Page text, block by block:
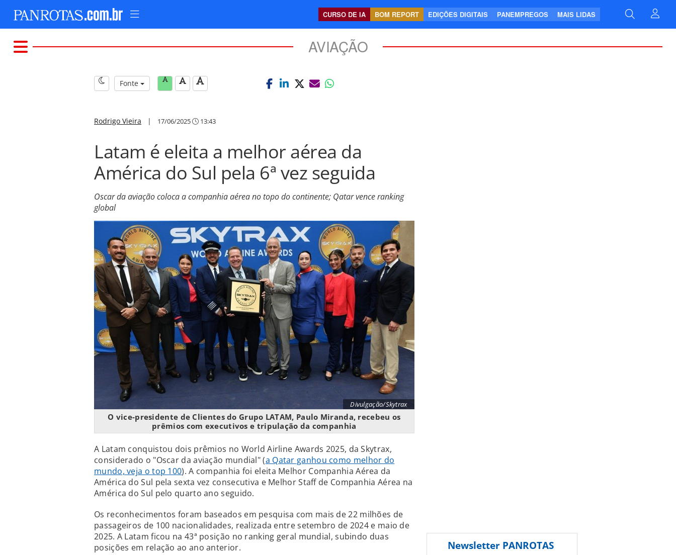
CURSO DE IA BOM REPORT EDIÇÕES DIGITAIS PANEMPREGOS MAIS LIDAS
AVIAÇÃO
Fonte
Rodrigo Vieira | 17/06/2025 13:43
Latam é eleita a melhor aérea da
América do Sul pela 6ª vez seguida
Oscar da aviação coloca a companhia aérea no topo do continente; Qatar vence ranking
global
Divulgação/Skytrax
O vice-presidente de Clientes do Grupo LATAM, Paulo Miranda, recebeu os
prêmios com executivos e tripulação da companhia
A Latam conquistou dois prêmios no World Airline Awards 2025, da Skytrax,
considerado o "Oscar da aviação mundial" (a Qatar ganhou como melhor do
mundo, veja o top 100). A companhia foi eleita Melhor Companhia Aérea da
América do Sul pela sexta vez consecutiva e Melhor Staff de Companhia Aérea na
América do Sul pelo quarto ano seguido.
Os reconhecimentos foram baseados em pesquisa com mais de 22 milhões de
passageiros de 100 nacionalidades, realizada entre setembro de 2024 e maio de
2025. A Latam ficou na 43ª posição no ranking geral mundial, subindo duas
posições em relação ao ano anterior.
Newsletter PANROTAS